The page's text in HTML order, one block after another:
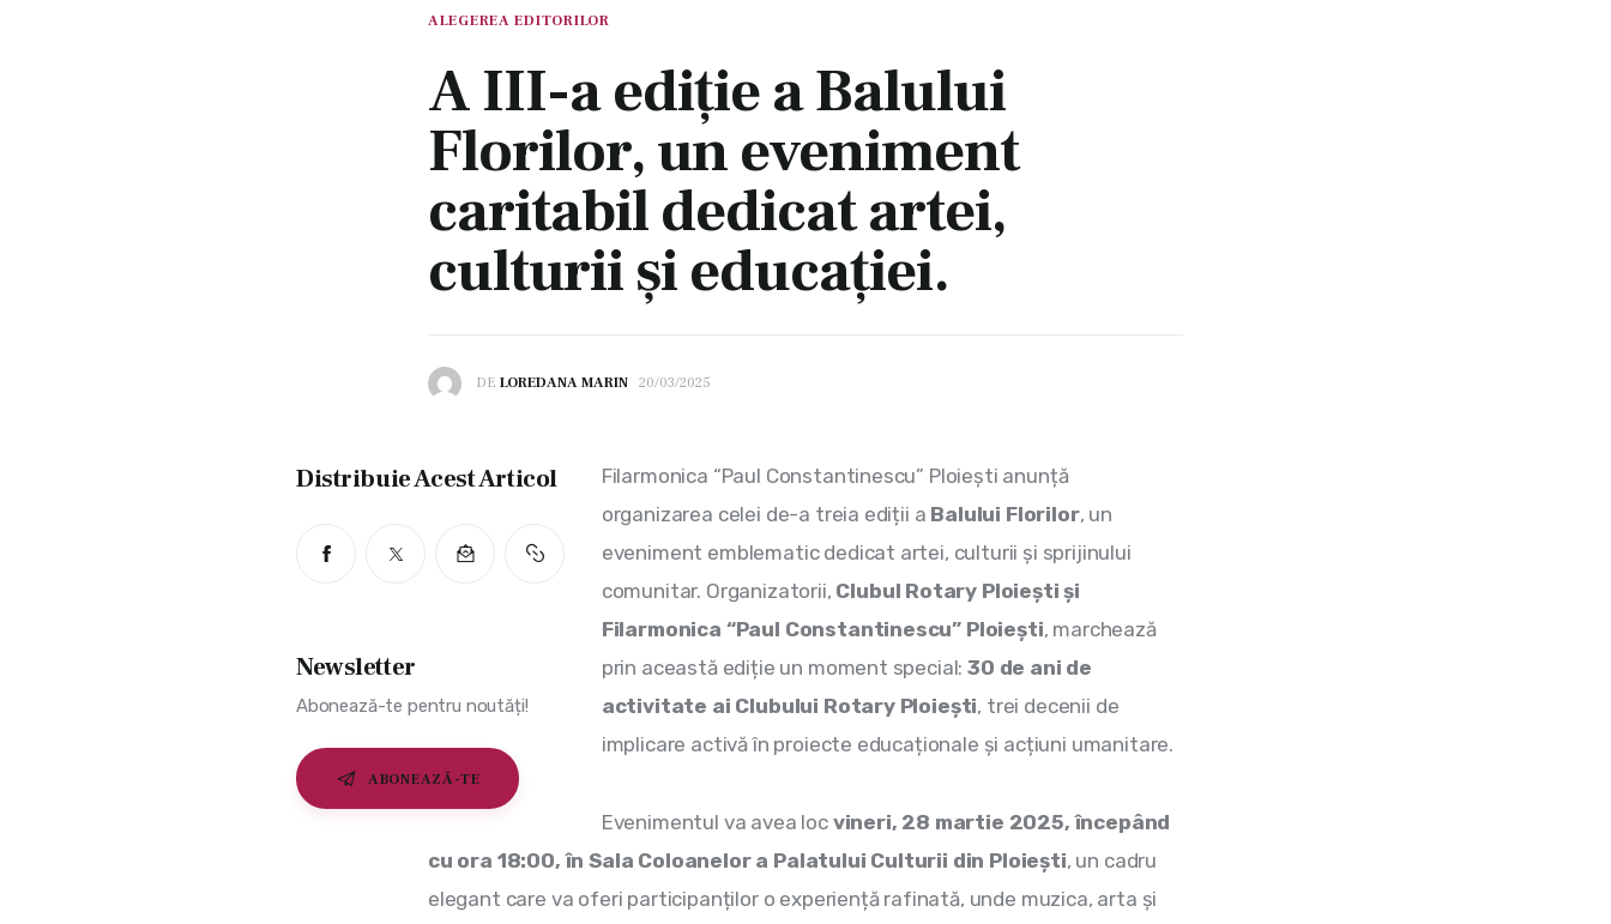
ALEGEREA EDITORILOR
A III-a ediție a Balului
Florilor, un eveniment
caritabil dedicat artei,
culturii și educației.
DE LOREDANA MARIN 20/03/2025
Distribuie Acest Articol
Newsletter
Abonează-te pentru noutăți!
ABONEAZĂ-TE
Filarmonica “Paul Constantinescu” Ploiești anunță
organizarea celei de-a treia ediții a Balului Florilor, un
eveniment emblematic dedicat artei, culturii și sprijinului
comunitar. Organizatorii, Clubul Rotary Ploiești și
Filarmonica “Paul Constantinescu” Ploiești, marchează
prin această ediție un moment special: 30 de ani de
activitate ai Clubului Rotary Ploiești, trei decenii de
implicare activă în proiecte educaționale și acțiuni umanitare.
Evenimentul va avea loc vineri, 28 martie 2025, începând
cu ora 18:00, în Sala Coloanelor a Palatului Culturii din Ploiești, un cadru
elegant care va oferi participanților o experiență rafinată, unde muzica, arta și